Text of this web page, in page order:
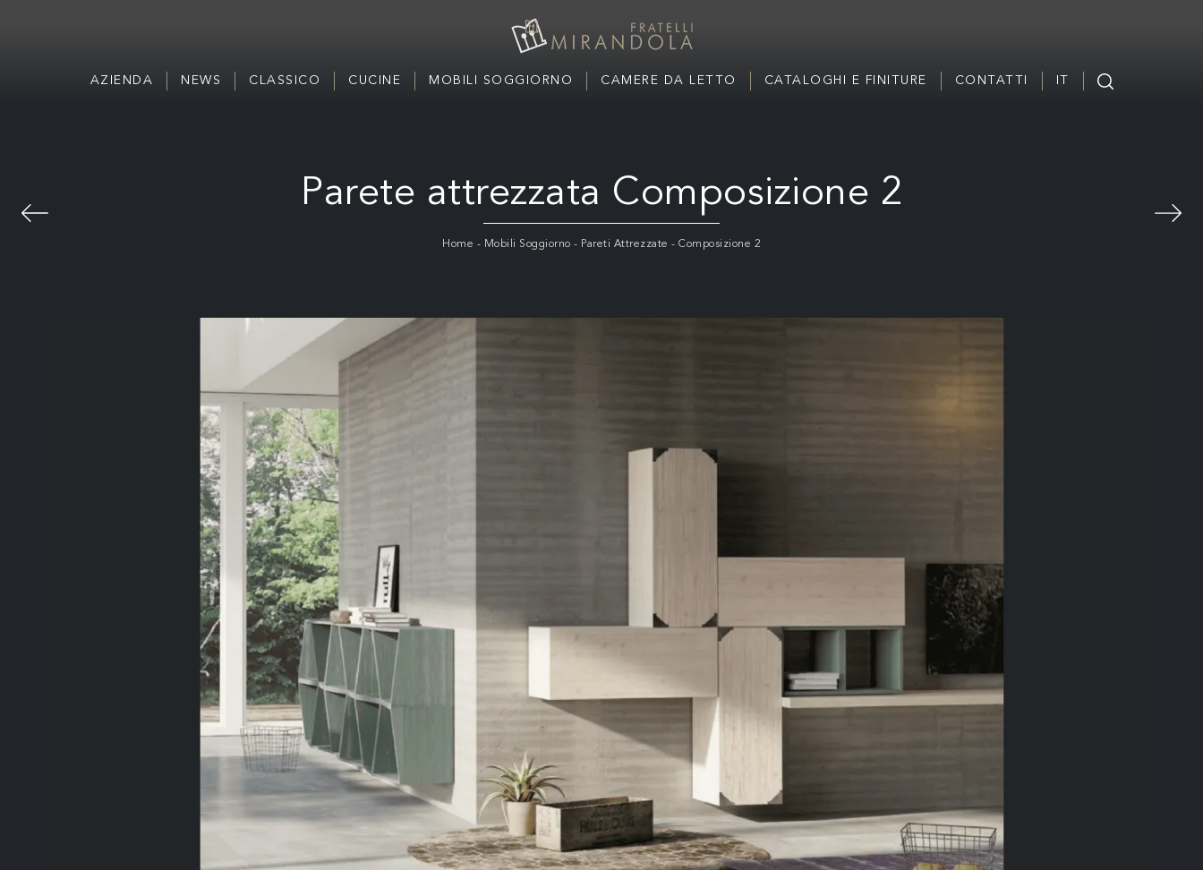
AZIENDA NEWS CLASSICO CUCINE MOBILI SOGGIORNO CAMERE DA LETTO CATALOGHI E FINITURE CONTATTI
Parete attrezzata Composizione 2
Home - Mobili Soggiorno - Pareti Attrezzate - Composizione 2